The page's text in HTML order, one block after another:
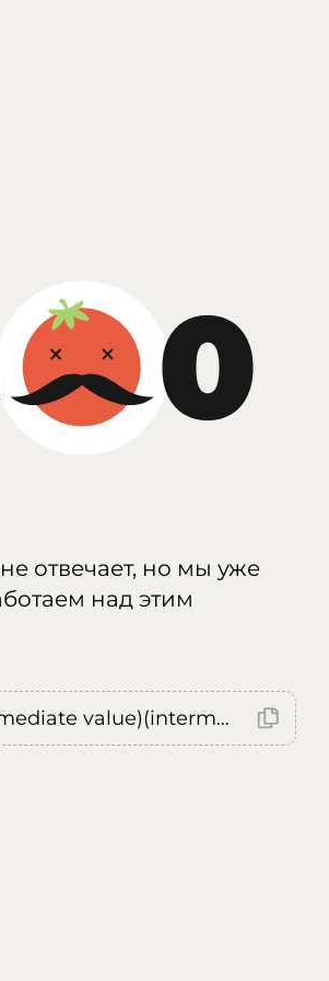
отвечает, но мы уже
над этим
Error: (intermediate value)(intermediate value)(intermediate value).replaceAll is not a function